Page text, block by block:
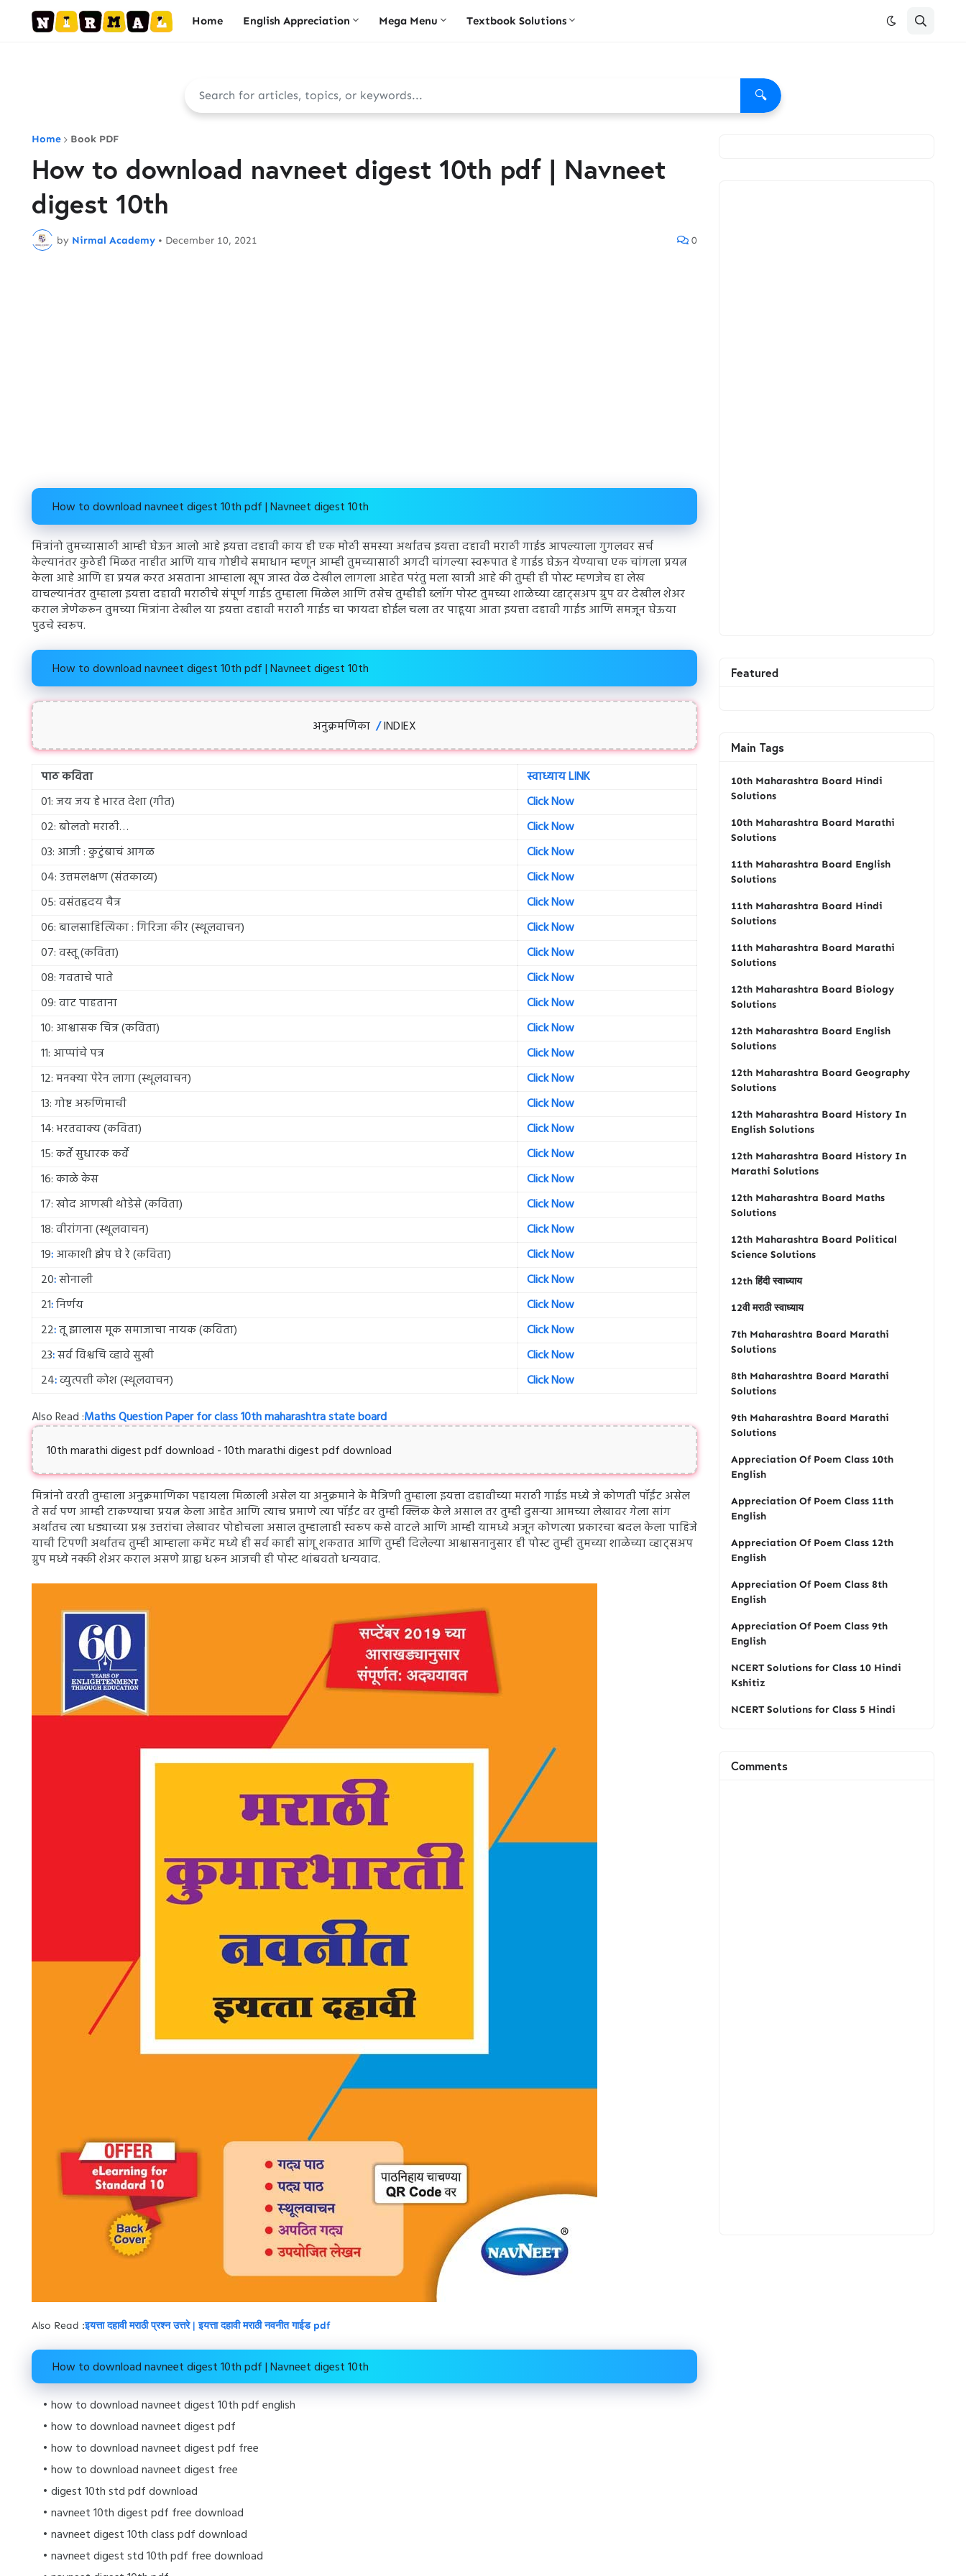
Home English Appreciation Mega Menu Textbook Solutions
🔍
Home Book PDF
How to download navneet digest 10th pdf | Navneet
digest 10th
by Nirmal Academy • December 10, 2021 0
How to download navneet digest 10th pdf | Navneet digest 10th
मित्रांनो तुमच्यासाठी आम्ही घेऊन आलो आहे इयत्ता दहावी काय ही एक मोठी समस्या अर्थातच इयत्ता दहावी मराठी गाईड आपल्याला गुगलवर सर्च
केल्यानंतर कुठेही मिळत नाहीत आणि याच गोष्टीचे समाधान म्हणून आम्ही तुमच्यासाठी अगदी चांगल्या स्वरूपात हे गाईड घेऊन येण्याचा एक चांगला प्रयत्न
केला आहे आणि हा प्रयत्न करत असताना आम्हाला खूप जास्त वेळ देखील लागला आहेत परंतु मला खात्री आहे की तुम्ही ही पोस्ट म्हणजेच हा लेख
वाचल्यानंतर तुम्हाला इयत्ता दहावी मराठीचे संपूर्ण गाईड तुम्हाला मिळेल आणि तसेच तुम्हीही ब्लॉग पोस्ट तुमच्या शाळेच्या व्हाट्सअप ग्रुप वर देखील शेअर
कराल जेणेकरून तुमच्या मित्रांना देखील या इयत्ता दहावी मराठी गाईड चा फायदा होईल चला तर पाहूया आता इयत्ता दहावी गाईड आणि समजून घेऊया
पुढचे स्वरूप.
How to download navneet digest 10th pdf | Navneet digest 10th
अनुक्रमणिका/INDIEX
पाठ कविता
स्वाध्याय LINK
01: जय जय हे भारत देशा (गीत)
Click Now
02: बोलतो मराठी…
Click Now
03: आजी : कुटुंबाचं आगळ
Click Now
04: उत्तमलक्षण (संतकाव्य)
Click Now
05: वसंतहृदय चैत्र
Click Now
06: बालसाहित्यिका : गिरिजा कीर (स्थूलवाचन)
Click Now
07: वस्तू (कविता)
Click Now
08: गवताचे पाते
Click Now
09: वाट पाहताना
Click Now
10: आश्वासक चित्र (कविता)
Click Now
11: आप्पांचे पत्र
Click Now
12: मनक्या पेरेन लागा (स्थूलवाचन)
Click Now
13: गोष्ट अरुणिमाची
Click Now
14: भरतवाक्य (कविता)
Click Now
15: कर्ते सुधारक कर्वे
Click Now
16: काळे केस
Click Now
17: खोद आणखी थोडेसे (कविता)
Click Now
18: वीरांगना (स्थूलवाचन)
Click Now
19:आकाशी झेप घे रे (कविता)
Click Now
20:सोनाली
Click Now
21:निर्णय
Click Now
22:तू झालास मूक समाजाचा नायक (कविता)
Click Now
23:सर्व विश्वचि व्हावे सुखी
Click Now
24:व्युत्पत्ती कोश (स्थूलवाचन)
Click Now
Also Read :Maths Question Paper for class 10th maharashtra state board
10th marathi digest pdf download - 10th marathi digest pdf download
मित्रांनो वरती तुम्हाला अनुक्रमाणिका पहायला मिळाली असेल या अनुक्रमाने के मैत्रिणी तुम्हाला इयत्ता दहावीच्या मराठी गाईड मध्ये जे कोणती पॉईंट असेल
ते सर्व पण आम्ही टाकण्याचा प्रयत्न केला आहेत आणि त्याच प्रमाणे त्या पॉईंट वर तुम्ही क्लिक केले असाल तर तुम्ही दुसऱ्या आमच्या लेखावर गेला सांग
अर्थातच त्या धड्याच्या प्रश्न उत्तरांचा लेखावर पोहोचला असाल तुम्हालाही स्वरूप कसे वाटले आणि आम्ही यामध्ये अजून कोणत्या प्रकारचा बदल केला पाहिजे
याची टिपणी अर्थातच तुम्ही आम्हाला कमेंट मध्ये ही सर्व काही सांगू शकतात आणि तुम्ही दिलेल्या आश्वासनानुसार ही पोस्ट तुम्ही तुमच्या शाळेच्या व्हाट्सअप
ग्रुप मध्ये नक्की शेअर कराल असणे ग्राह्य धरून आजची ही पोस्ट थांबवतो धन्यवाद.
Also Read :इयत्ता दहावी मराठी प्रश्न उत्तरे | इयत्ता दहावी मराठी नवनीत गाईड pdf
How to download navneet digest 10th pdf | Navneet digest 10th
how to download navneet digest 10th pdf english
how to download navneet digest pdf
how to download navneet digest pdf free
how to download navneet digest free
digest 10th std pdf download
navneet 10th digest pdf free download
navneet digest 10th class pdf download
navneet digest std 10th pdf free download
Featured
Main Tags
10th Maharashtra Board Hindi
Solutions
10th Maharashtra Board Marathi
Solutions
11th Maharashtra Board English
Solutions
11th Maharashtra Board Hindi
Solutions
11th Maharashtra Board Marathi
Solutions
12th Maharashtra Board Biology
Solutions
12th Maharashtra Board English
Solutions
12th Maharashtra Board Geography
Solutions
12th Maharashtra Board History In
English Solutions
12th Maharashtra Board History In
Marathi Solutions
12th Maharashtra Board Maths
Solutions
12th Maharashtra Board Political
Science Solutions
12th हिंदी स्वाध्याय
12वी मराठी स्वाध्याय
7th Maharashtra Board Marathi
Solutions
8th Maharashtra Board Marathi
Solutions
9th Maharashtra Board Marathi
Solutions
Appreciation Of Poem Class 10th
English
Appreciation Of Poem Class 11th
English
Appreciation Of Poem Class 12th
English
Appreciation Of Poem Class 8th
English
Appreciation Of Poem Class 9th
English
NCERT Solutions for Class 10 Hindi
Kshitiz
NCERT Solutions for Class 5 Hindi
Comments